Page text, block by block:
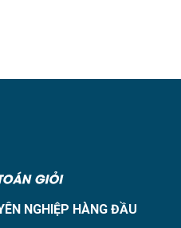
NGHIỆP HÀNG ĐẦU